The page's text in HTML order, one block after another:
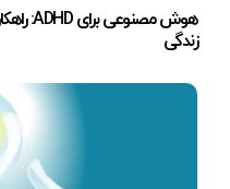
هوش مصنوعی برای ADHD: راهکاری نوین برای مدیریت تمرکز و بهبود
زندگی